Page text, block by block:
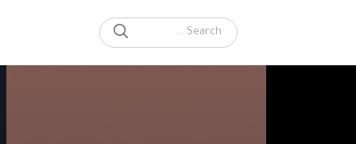
Search for:
SEARCH